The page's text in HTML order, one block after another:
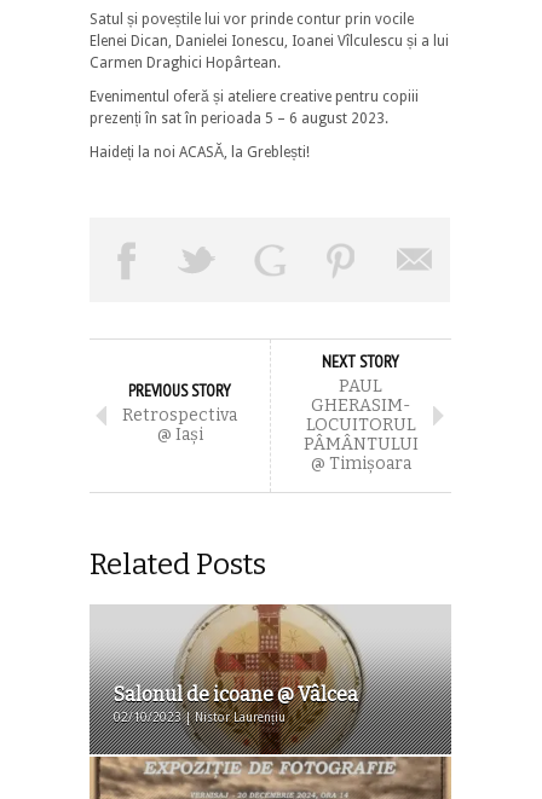
Satul și poveștile lui vor prinde contur prin vocile
Elenei Dican, Danielei Ionescu, Ioanei Vîlculescu și a lui
Carmen Draghici Hopârtean.
Evenimentul oferă și ateliere creative pentru copiii
prezenți în sat în perioada 5 – 6 august 2023.
Haideți la noi ACASĂ, la Greblești!
PREVIOUS STORY
Retrospectiva
@ Iaşi
NEXT STORY
PAUL
GHERASIM-
LOCUITORUL
PÂMÂNTULUI
@ Timişoara
Related Posts
Salonul de icoane @ Vâlcea
02/10/2023 | Nistor Laurențiu